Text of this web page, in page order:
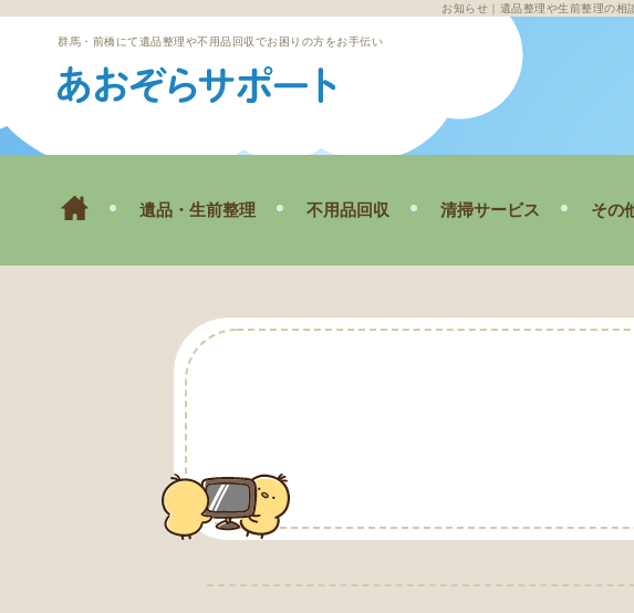
お知らせ ｜遺品整理や生前整理の
群馬・前橋にて遺品整理や不用品回収でお困りの方をお手伝い
遺品・生前整理 不用品回収 清掃サービス その